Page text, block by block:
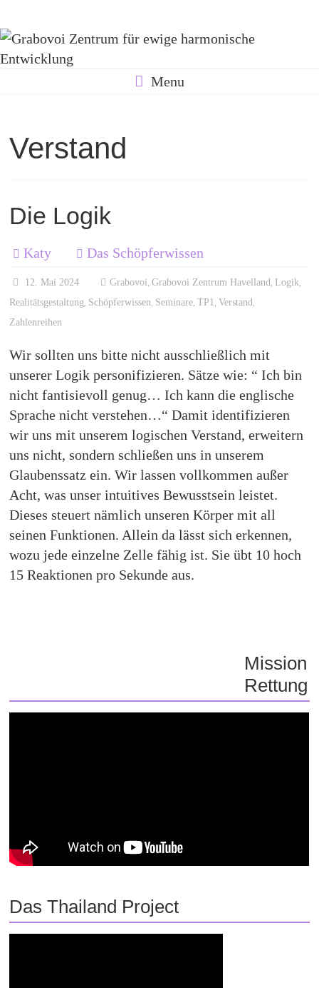
toGrabovoi
Zentrum
für
ewige
harmonische
Entwicklung
Menu
Verstand
Die Logik
Katy Das Schöpferwissen
12. Mai 2024 Grabovoi,Grabovoi Zentrum Havelland, Logik,
Realitätsgestaltung, Schöpferwissen, Seminare,TP1, Verstand,
Zahlenreihen
Wir sollten uns bitte nicht ausschließlich mit
unserer Logik personifizieren. Sätze wie: “ Ich bin
nicht fantisievoll genug… Ich kann die englische
Sprache nicht verstehen…“ Damit identifizieren
wir uns mit unserem logischen Verstand, erweitern
uns nicht, sondern schließen uns in unserem
Glaubenssatz ein. Wir lassen vollkommen außer
Acht, was unser intuitives Bewusstsein leistet.
Dieses steuert nämlich unseren Körper mit all
seinen Funktionen. Allein da lässt sich erkennen,
wozu jede einzelne Zelle fähig ist. Sie übt 10 hoch
15 Reaktionen pro Sekunde aus.
Mission
Rettung
Das Thailand Project